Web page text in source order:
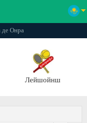
де Онра
Лейшойнш